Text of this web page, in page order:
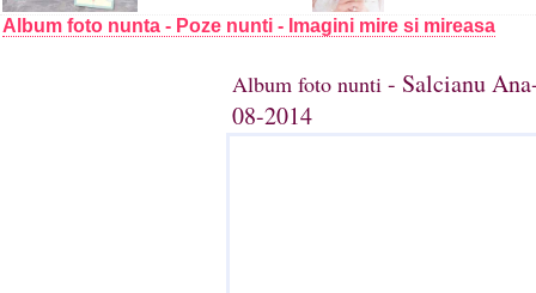
Album foto nunta - Poze nunti - Imagini mire si mireasa
Album foto nunti - Salcianu
08-2014